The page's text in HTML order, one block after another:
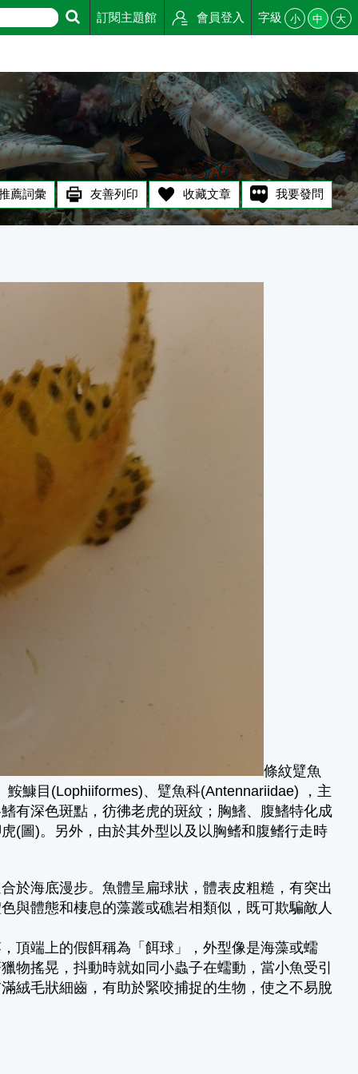
訂閱主題館 會員登入 字級 小 中 大
薦詞彙 友善列印 收藏文章 我要發問
條紋躄魚
鱇目(Lophiiformes)、躄魚科(Antennariidae) ，主
有深色斑點，彷彿老虎的斑紋；胸鰭、腹鰭特化成
(圖)。另外，由於其外型以及以胸鳍和腹鳍行走時
於海底漫步。魚體呈扁球狀，體表皮粗糙，有突出
與體態和棲息的藻叢或礁岩相類似，既可欺騙敵人
頂端上的假餌稱為「餌球」，外型像是海藻或蠕
物搖晃，抖動時就如同小蟲子在蠕動，當小魚受引
絨毛狀細齒，有助於緊咬捕捉的生物，使之不易脫